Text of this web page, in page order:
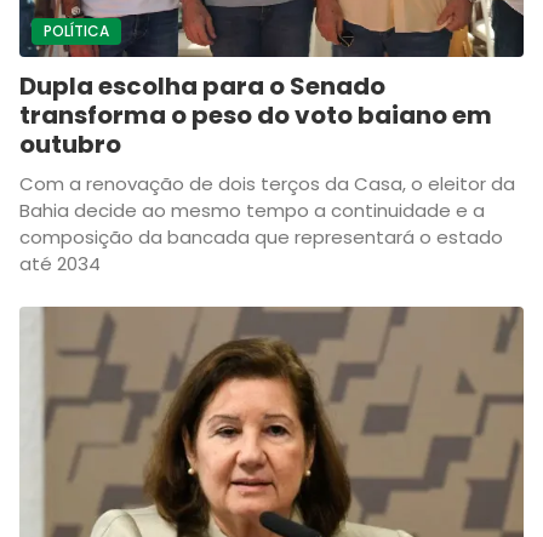
POLÍTICA
Dupla escolha para o Senado
transforma o peso do voto baiano em
outubro
Com a renovação de dois terços da Casa, o eleitor da
Bahia decide ao mesmo tempo a continuidade e a
composição da bancada que representará o estado
até 2034